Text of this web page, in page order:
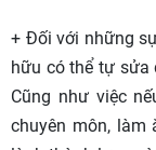
+ Đối với những
hữu có thể tự sửa
Cũng như việc
chuyên môn, làm